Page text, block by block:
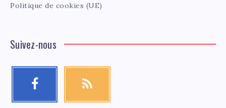
Politique de cookies (UE)
Suivez-nous